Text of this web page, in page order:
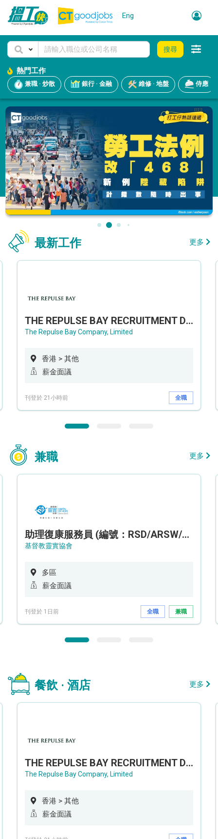
Eng
搜尋
熱門工作
兼職 · 炒散 銀行 · 金融 維修 · 地盤 侍應
最新工作 更多
THE REPULSE BAY RECRUITMENT DAY 淺水灣影灣園人才招聘會
The Repulse Bay Company, Limited
香港 > 其他
薪金面議
刊登於 21小時前 全職
兼職 更多
助理復康服務員 (編號：RSD/ARSW/CTE)
基督教靈實協會
多區
薪金面議
刊登於 1日前 全職 兼職
餐飲 · 酒店 更多
THE REPULSE BAY RECRUITMENT DAY 淺水灣影灣園人才招聘會
The Repulse Bay Company, Limited
香港 > 其他
薪金面議